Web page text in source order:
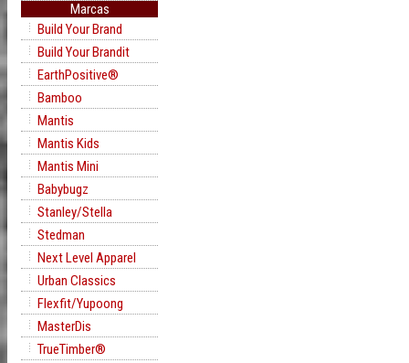
Marcas
Build Your Brand
Build Your Brandit
EarthPositive®
Bamboo
Mantis
Mantis Kids
Mantis Mini
Babybugz
Stanley/Stella
Stedman
Next Level Apparel
Urban Classics
Flexfit/Yupoong
MasterDis
TrueTimber®